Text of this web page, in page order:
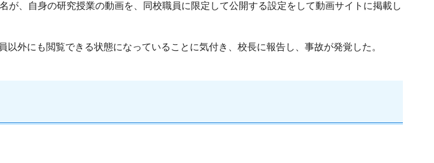
、自身の研究授業の動画を、同校職員に限定して公開する設定をして動画サイトに掲載し
外にも閲覧できる状態になっていることに気付き、校長に報告し、事故が発覚した。